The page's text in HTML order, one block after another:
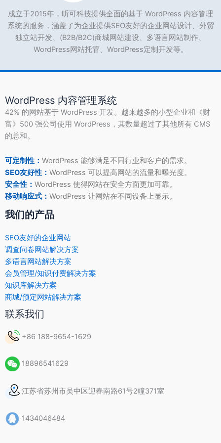
成立于2015年，听可科技提供全面的基于 WordPress 内容管理
系统的服务，涵盖了为企业提供SEO友好的企业网站设计、外贸
独立站开发、(B2B/B2C)商城网站建设、多语言网站制作、
WordPress网站托管、WordPress定制开发等。
WordPress 内容管理系统
42% 的网站基于 WordPress 开发。越来越多的小型企业和《财
富》500 强公司使用 WordPress，其数量超过了其他所有 CMS
的总和。
可定制性： WordPress 能够满足不同行业和客户的需求。
SEO友好性： WordPress 可以提高网站的流量和曝光度。
安全性： WordPress 使得网站在安全方面更加可靠。
移动响应式： WordPress 让网站在不同设备上显示。
我们的产品
SEO友好的企业网站
调查问卷网站解决方案
多语言网站解决方案
会员管理/知识付费解决方案
知识库解决方案
商城/预定网站解决方案
联系我们
+86 188-9654-1629
18896541629
江苏省苏州市吴中区迎春南路61号2幢371室
1434046484